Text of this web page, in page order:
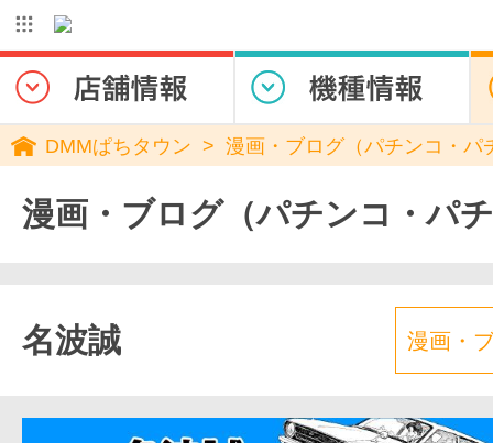
DMMぱちタウン 漫画・ブログ（パチンコ・パ
漫画・ブログ（パチンコ・パ
名波誠 漫画・